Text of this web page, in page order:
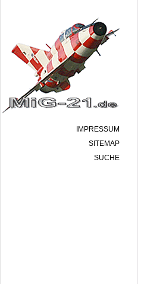
IMPRESSUM
SITEMAP
SUCHE